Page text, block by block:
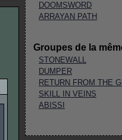
DOOMSWORD
ARRAYAN PATH
Groupes de la
STONEWALL
DUMPER
RETURN FROM THE
SKILL IN VEINS
ABISSI